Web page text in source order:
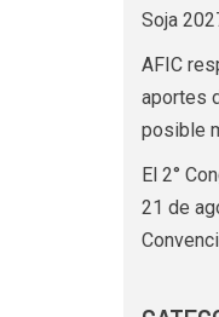
Soja
AFIC
aportes
posible
El 2°
21 de